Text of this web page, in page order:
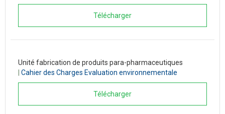
Télécharger
Unité fabrication de produits para-pharmaceutiques
Cahier des Charges Evaluation environnementale
Télécharger